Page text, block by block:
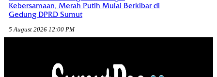
Kebersamaan, Merah Putih Mulai Berkibar di
Gedung DPRD Sumut
5 August 2026 12:00 PM